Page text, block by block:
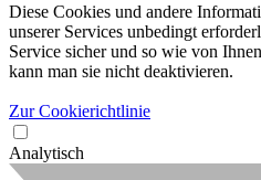
Diese Cookies und andere
unserer Services unbedingt
Service sicher und so wie von
kann man sie nicht deaktivieren.
Zur Cookierichtlinie
Analytisch